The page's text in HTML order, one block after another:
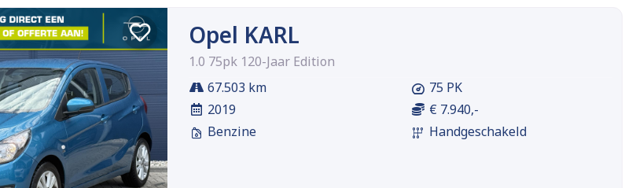
Opel KARL
1.0 75pk 120-Jaar Edition
67.503 km
2019
Benzine
75 PK
€ 7.940,-
Handgeschakeld